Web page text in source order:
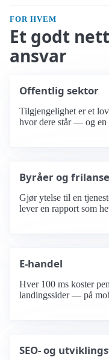
FOR HVEM
Et godt
ansvar
Offentlig sektor
Tilgjengelighet er et
hvor dere står — og en
Byråer og
Gjør ytelse til en
lever en rapport som
E-handel
Hver 100 ms koster
landingssider — på
SEO- og